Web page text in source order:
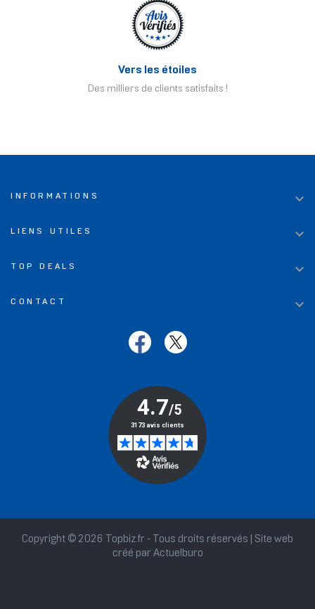
Vers les étoiles
Des milliers de clients satisfaits !
INFORMATIONS 
LIENS UTILES 
TOP DEALS 
CONTACT 
Copyright © 2026 Topbiz.fr - Tous droits réservés | Site web
créé par Actuelburo